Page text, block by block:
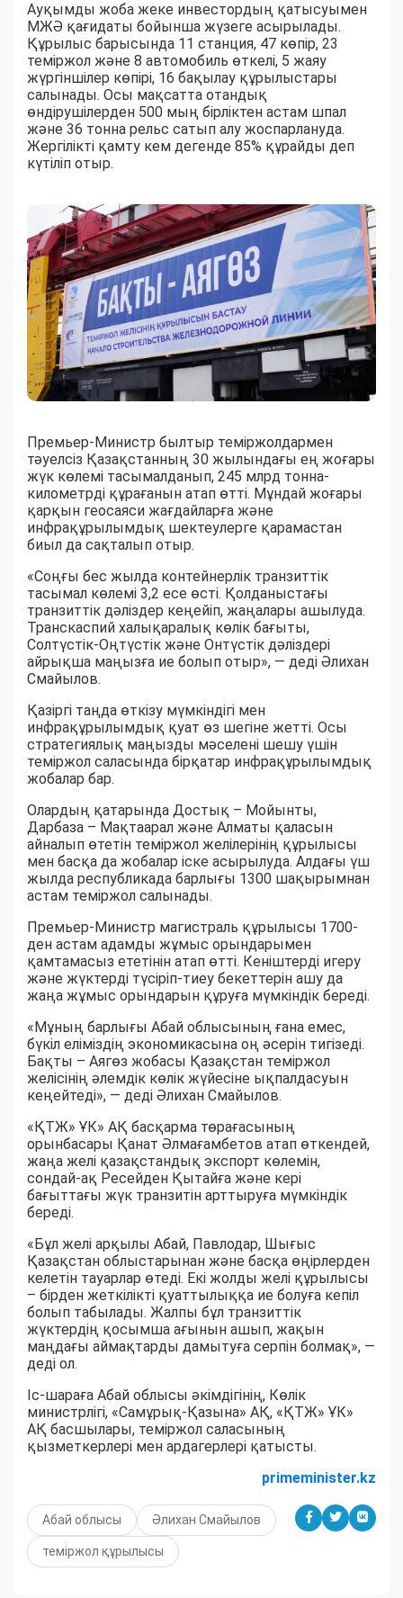
Ауқымды жоба жеке инвестордың қатысуымен
МЖӘ қағидаты бойынша жүзеге асырылады.
Құрылыс барысында 11 станция, 47 көпір, 23
теміржол және 8 автомобиль өткелі, 5 жаяу
жүргіншілер көпірі, 16 бақылау құрылыстары
салынады. Осы мақсатта отандық
өндірушілерден 500 мың бірліктен астам шпал
және 36 тонна рельс сатып алу жоспарлануда.
Жергілікті қамту кем дегенде 85% құрайды деп
күтіліп отыр.
Премьер-Министр былтыр теміржолдармен
тәуелсіз Қазақстанның 30 жылындағы ең жоғары
жүк көлемі тасымалданып, 245 млрд тонна-
километрді құрағанын атап өтті. Мұндай жоғары
қарқын геосаяси жағдайларға және
инфрақұрылымдық шектеулерге қарамастан
биыл да сақталып отыр.
«Соңғы бес жылда контейнерлік транзиттік
тасымал көлемі 3,2 есе өсті. Қолданыстағы
транзиттік дәліздер кеңейіп, жаңалары ашылуда.
Транскаспий халықаралық көлік бағыты,
Солтүстік-Оңтүстік және Онтүстік дәліздері
айрықша маңызға ие болып отыр», — деді Әлихан
Смайылов.
Қазіргі таңда өткізу мүмкіндігі мен
инфрақұрылымдық қуат өз шегіне жетті. Осы
стратегиялық маңызды мәселені шешу үшін
теміржол саласында бірқатар инфрақұрылымдық
жобалар бар.
Олардың қатарында Достық – Мойынты,
Дарбаза – Мақтаарал және Алматы қаласын
айналып өтетін теміржол желілерінің құрылысы
мен басқа да жобалар іске асырылуда. Алдағы үш
жылда республикада барлығы 1300 шақырымнан
астам теміржол салынады.
Премьер-Министр магистраль құрылысы 1700-
ден астам адамды жұмыс орындарымен
қамтамасыз ететінін атап өтті. Кеніштерді игеру
және жүктерді түсіріп-тиеу бекеттерін ашу да
жаңа жұмыс орындарын құруға мүмкіндік береді.
«Мұның барлығы Абай облысының ғана емес,
бүкіл еліміздің экономикасына оң әсерін тигізеді.
Бақты – Аягөз жобасы Қазақстан теміржол
желісінің әлемдік көлік жүйесіне ықпалдасуын
кеңейтеді», — деді Әлихан Смайылов.
«ҚТЖ» ҰК» АҚ басқарма төрағасының
орынбасары Қанат Әлмағамбетов атап өткендей,
жаңа желі қазақстандық экспорт көлемін,
сондай-ақ Ресейден Қытайға және кері
бағыттағы жүк транзитін арттыруға мүмкіндік
береді.
«Бұл желі арқылы Абай, Павлодар, Шығыс
Қазақстан облыстарынан және басқа өңірлерден
келетін тауарлар өтеді. Екі жолды желі құрылысы
– бірден жеткілікті қуаттылыққа ие болуға кепіл
болып табылады. Жалпы бұл транзиттік
жүктердің қосымша ағынын ашып, жақын
маңдағы аймақтарды дамытуға серпін болмақ», —
деді ол.
Іс-шараға Абай облысы әкімдігінің, Көлік
министрлігі, «Самұрық-Қазына» АҚ, «ҚТЖ» ҰК»
АҚ басшылары, теміржол саласының
қызметкерлері мен ардагерлері қатысты.
primeminister.kz
Абай облысы Әлихан Смайылов
теміржол құрылысы